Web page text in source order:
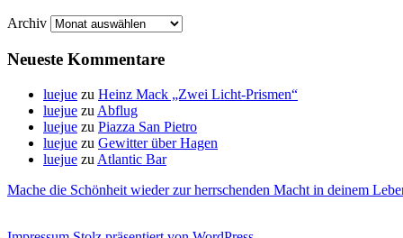
Archiv
Neueste Kommentare
luejue zu Heinz Mack „Zwei Licht-Prismen“
luejue zu Abflug
luejue zu Piazza San Pietro
luejue zu Gewitter über Hagen
luejue zu Atlantic Bar
Mache die Schönheit wieder zur herrschenden Macht in deinem